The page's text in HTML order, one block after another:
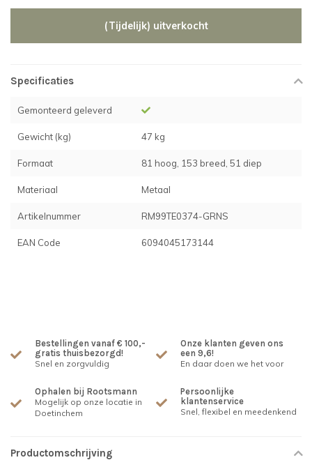
(Tijdelijk) uitverkocht
Specificaties
Gemonteerd geleverd
Gewicht (kg) 47 kg
Formaat 81 hoog, 153 breed, 51 diep
Materiaal Metaal
Artikelnummer RM99TE0374-GRNS
EAN Code 6094045173144
Bestellingen vanaf € 100,-
gratis thuisbezorgd!
Snel en zorgvuldig
Onze klanten geven ons
een 9,6!
En daar doen we het voor
Ophalen bij Rootsmann
Mogelijk op onze locatie in
Doetinchem
Persoonlijke
klantenservice
Snel, flexibel en meedenkend
Productomschrijving